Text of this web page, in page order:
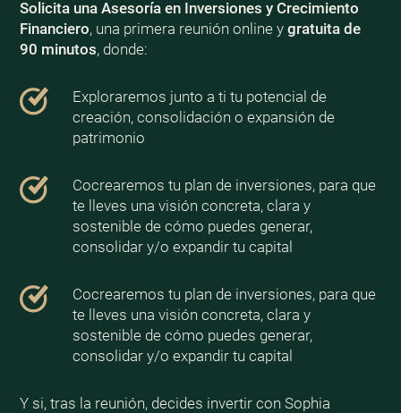
Solicita una Asesoría en Inversiones y Crecimiento
Financiero, una primera reunión online y gratuita de
90 minutos, donde:
Exploraremos junto a ti tu potencial de
creación, consolidación o expansión de
patrimonio
Cocrearemos tu plan de inversiones, para que
te lleves una visión concreta, clara y
sostenible de cómo puedes generar,
consolidar y/o expandir tu capital
Cocrearemos tu plan de inversiones, para que
te lleves una visión concreta, clara y
sostenible de cómo puedes generar,
consolidar y/o expandir tu capital
Y si, tras la reunión, decides invertir con Sophia